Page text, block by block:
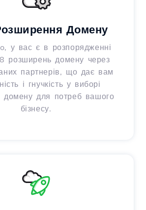
Домену
у вас є в розпорядженні
розширень домену через
партнерів, що дає вам
і гнучкість у виборі
домену для потреб вашого
бізнесу.